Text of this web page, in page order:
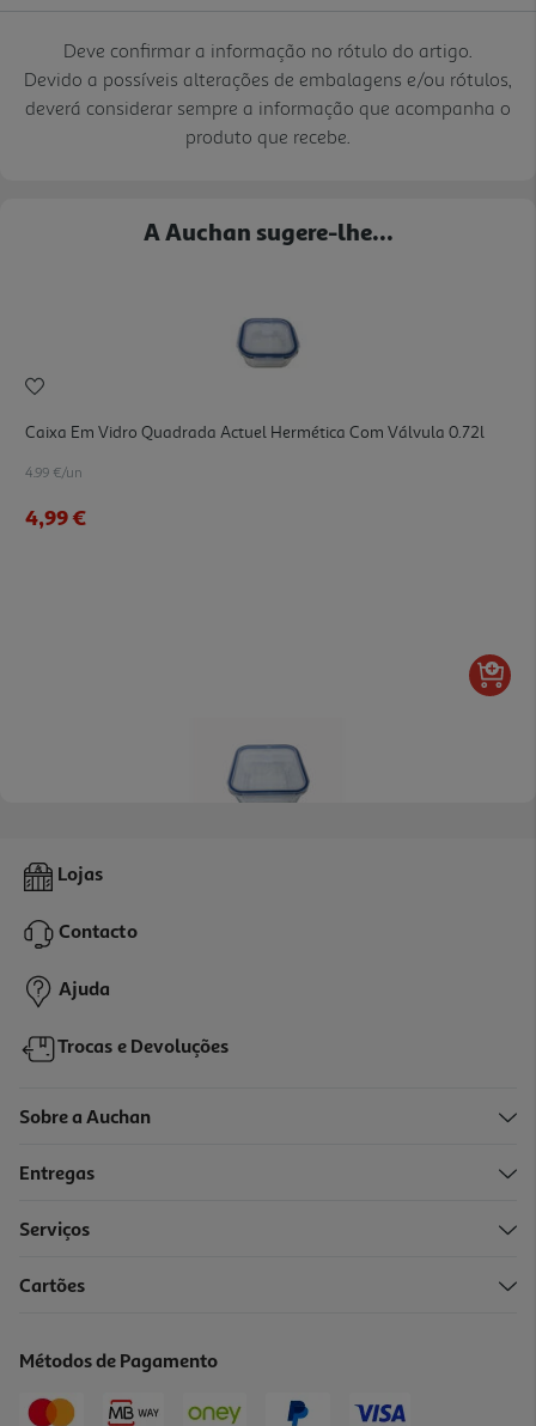
Deve confirmar a informação no rótulo do artigo.
Devido a possíveis alterações de embalagens e/ou rótulos,
deverá considerar sempre a informação que acompanha o
produto que recebe.
A Auchan sugere-lhe...
Caixa Em Vidro Quadrada Actuel Hermética Com Válvula 0.72l
4.99 €/un
4,99 €
Caixa Em Vidro Quadrada Actuel Hermética Com Válvula 2l
7,99 €
Lojas
Contacto
Ajuda
Trocas e Devoluções
Sobre a Auchan
Entregas
Serviços
Cartões
Métodos de Pagamento